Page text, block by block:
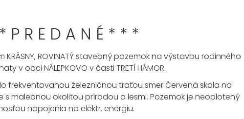
R E D A N É * * *
ROVINATÝ stavebný pozemok na výstavbu rodinného
v obci NÁLEPKOVO v časti TRETÍ HÁMOR.
frekventovanou železničnou traťou smer Červená skala na
s malebnou okolitou prírodou a lesmi. Pozemok je neoplotený
napojenia na elektr. energiu.